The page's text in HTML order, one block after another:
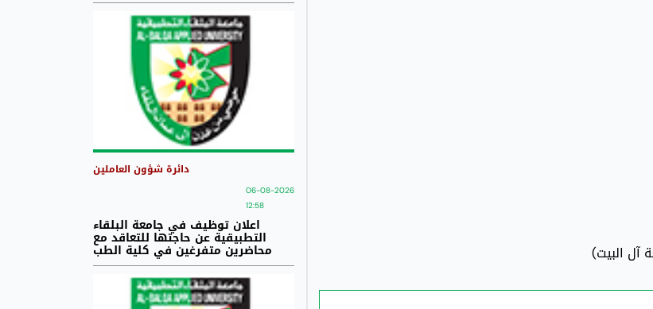
آل البيت)
دائرة شؤون العاملين
06-08-2026
12:58
اعلان توظيف في جامعة البلقاء
التطبيقية عن حاجتها للتعاقد مع
محاضرين متفرغين في كلية الطب